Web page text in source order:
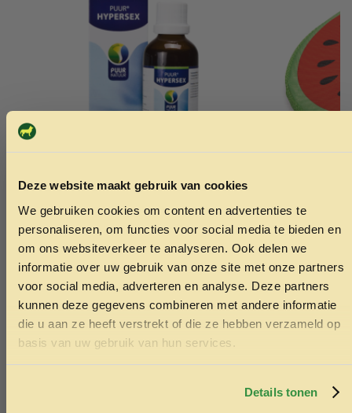
Deze website maakt gebruik van cookies
We gebruiken cookies om content en advertenties te
personaliseren, om functies voor social media te bieden en
om ons websiteverkeer te analyseren. Ook delen we
informatie over uw gebruik van onze site met onze partners
voor social media, adverteren en analyse. Deze partners
kunnen deze gegevens combineren met andere informatie
die u aan ze heeft verstrekt of die ze hebben verzameld op
basis van uw gebruik van hun services.
Details tonen
PUUR geslachtsdrift/hypersex 50ml
Toevoegen aan winkelwagen
Neopreen
spikie rood
ONTVANG 5% KORTING OP
JE EERSTE BESTELLING!
Ontvang korting
Door je in te schrijven ga je akkoord met het ontvangen van